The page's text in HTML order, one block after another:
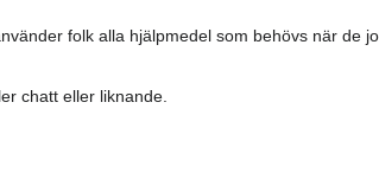
folk alla hjälpmedel som behövs när de
chatt eller liknande.